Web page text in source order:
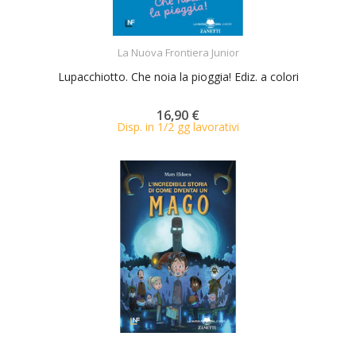
La Nuova Frontiera Junior
Lupacchiotto. Che noia la pioggia! Ediz. a colori
16,90 €
Disp. in 1/2 gg lavorativi